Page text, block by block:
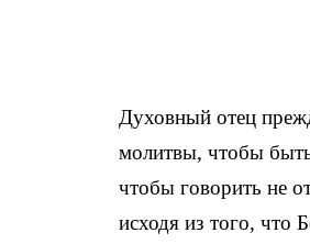
Духовный отец
молитвы, чтобы быть
чтобы говорить не
исходя из того, что